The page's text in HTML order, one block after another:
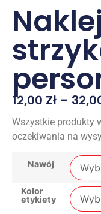
12,00 Zł –
Wszystkie produkty
oczekiwania na
Nawój
Kolor
etykiety